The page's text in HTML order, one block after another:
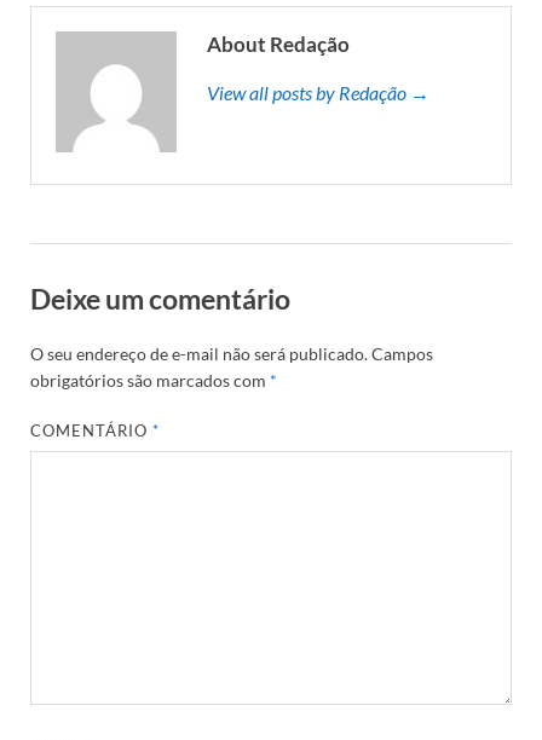
About Redação
View all posts by Redação →
Deixe um comentário
O seu endereço de e-mail não será publicado.Campos
obrigatórios são marcados com *
COMENTÁRIO*